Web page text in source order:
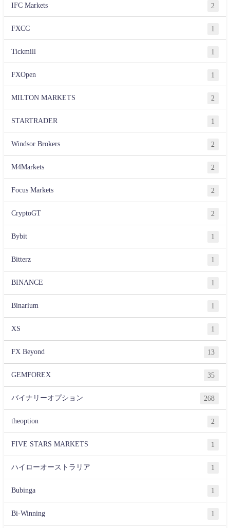
IFC Markets 2
FXCC 1
Tickmill 1
FXOpen 1
MILTON MARKETS 2
STARTRADER 1
Windsor Brokers 2
M4Markets 2
Focus Markets 2
CryptoGT 2
Bybit 1
Bitterz 1
BINANCE 1
Binarium 1
XS 1
FX Beyond 13
GEMFOREX 35
バイナリーオプション 268
theoption 2
FIVE STARS MARKETS 1
ハイローオーストラリア 1
Bubinga 1
Bi-Winning 1